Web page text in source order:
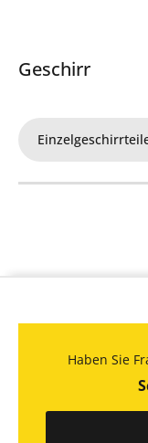
Geschirr
Haben Sie